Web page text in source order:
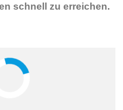
schnell zu erreichen.